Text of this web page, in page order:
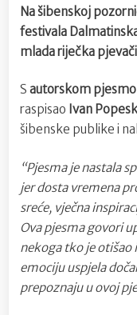
Na šibenskoj
festivala
mlada riječka
S autorskom
raspisao Ivan
šibenske publike i
“Pjesma je nastala
jer dosta vremena
sreće, vječna
Ova pjesma govori
nekoga tko je otišao
emociju uspjela
prepoznaju u ovoj